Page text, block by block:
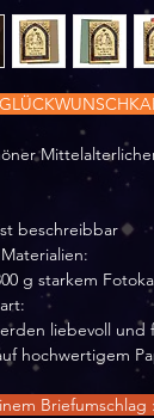
beschreibbar
g starkem
liebevoll
hochwertigem
Briefumschlag :